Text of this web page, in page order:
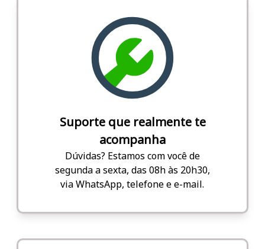
Suporte que realmente te
acompanha
Dúvidas? Estamos com você de
segunda a sexta, das 08h às 20h30,
via WhatsApp, telefone e e-mail.